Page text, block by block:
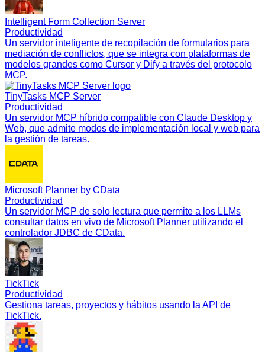
Intelligent Form Collection Server
Productividad
Un servidor inteligente de recopilación de formularios para
mediación de conflictos, que se integra con plataformas de
modelos grandes como Cursor y Dify a través del protocolo
MCP.
TinyTasks MCP Server
Productividad
Un servidor MCP híbrido compatible con Claude Desktop y
Web, que admite modos de implementación local y web para
la gestión de tareas.
Microsoft Planner by CData
Productividad
Un servidor MCP de solo lectura que permite a los LLMs
consultar datos en vivo de Microsoft Planner utilizando el
controlador JDBC de CData.
TickTick
Productividad
Gestiona tareas, proyectos y hábitos usando la API de
TickTick.